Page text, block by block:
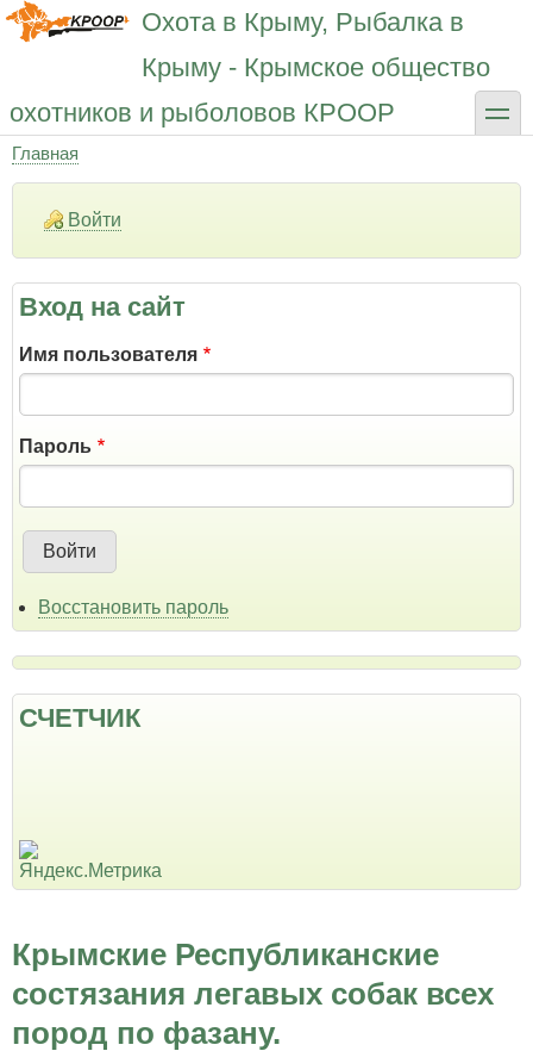
Перейти
Охота в Крыму, Рыбалка в
Крыму - Крымское общество
охотников и рыболовов КРООР
toggle
Строка
навигации
Главная
Войти
Вход на сайт
Имя пользователя
Пароль
Восстановить пароль
СЧЕТЧИК
Крымские Республиканские
состязания легавых собак всех
пород по фазану.